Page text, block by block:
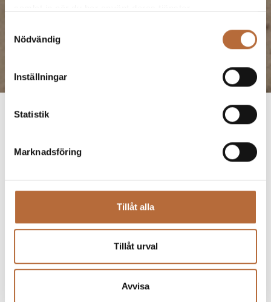
Nödvändig
Inställningar
Statistik
Marknadsföring
Tillåt alla
Tillåt urval
Avvisa
B
BBV
Egenkontroll
F
Fog
G